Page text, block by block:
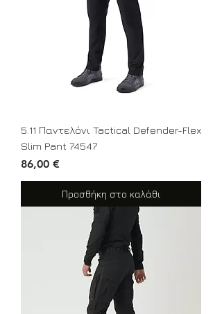
5.11 Παντελόνι Tactical Defender-Flex
Slim Pant 74547
Τιμή
86,00 €
Προσθήκη στο καλάθι